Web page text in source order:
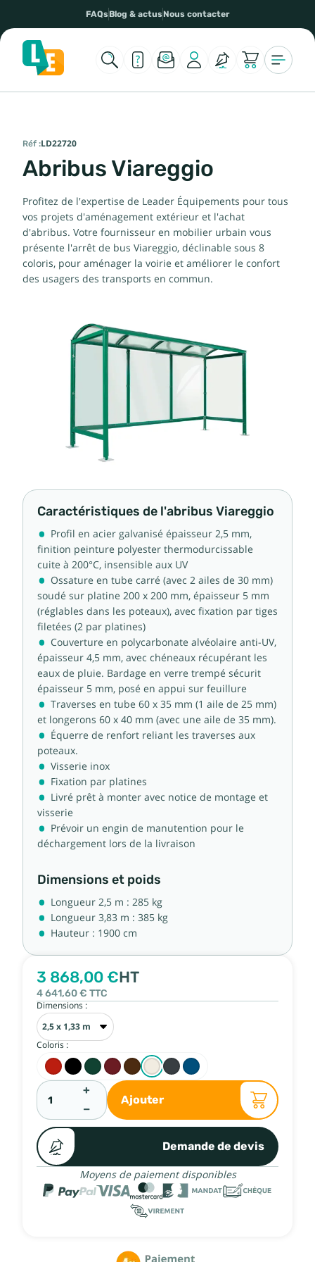
FAQsBlog & actusNous contacter
Réf :LD22720
Abribus Viareggio
Profitez de l'expertise de Leader Équipements pour tous
vos projets d'aménagement extérieur et l'achat
d'abribus. Votre fournisseur en mobilier urbain vous
présente l'arrêt de bus Viareggio, déclinable sous 8
coloris, pour aménager la voirie et améliorer le confort
des usagers des transports en commun.
Caractéristiques de l'abribus Viareggio
Profil en acier galvanisé épaisseur 2,5 mm,
finition peinture polyester thermodurcissable
cuite à 200°C, insensible aux UV
Ossature en tube carré (avec 2 ailes de 30 mm)
soudé sur platine 200 x 200 mm, épaisseur 5 mm
(réglables dans les poteaux), avec fixation par tiges
filetées (2 par platines)
Couverture en polycarbonate alvéolaire anti-UV,
épaisseur 4,5 mm, avec chéneaux récupérant les
eaux de pluie. Bardage en verre trempé sécurit
épaisseur 5 mm, posé en appui sur feuillure
Traverses en tube 60 x 35 mm (1 aile de 25 mm)
et longerons 60 x 40 mm (avec une aile de 35 mm).
Équerre de renfort reliant les traverses aux
poteaux.
Visserie inox
Fixation par platines
Livré prêt à monter avec notice de montage et
visserie
Prévoir un engin de manutention pour le
déchargement lors de la livraison
Dimensions et poids
Longueur 2,5 m : 285 kg
Longueur 3,83 m : 385 kg
Hauteur : 1900 cm
3 868,00 €HT
4 641,60 € TTC
Dimensions :
Coloris :
+
−
Ajouter
Demande de devis
Moyens de paiement disponibles